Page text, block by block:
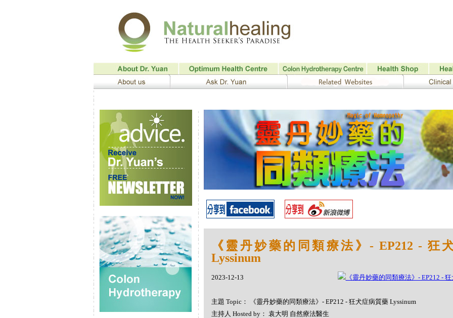
《靈丹妙藥的同類療法》- EP212 - 狂
Lyssinum
2023-12-13
主題 Topic： 《靈丹妙藥的同類療法》- EP212 - 狂犬症病質藥 Lyssinum
主持人 Hosted by： 袁大明 自然療法醫生